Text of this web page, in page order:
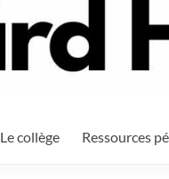
Le collège Ressources